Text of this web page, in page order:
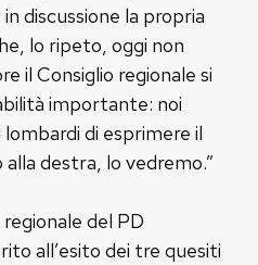
discussione la propria
lo ripeto, oggi non
il Consiglio regionale si
importante: noi
di esprimere il
destra, lo vedremo.”
del PD
all’esito dei tre quesiti